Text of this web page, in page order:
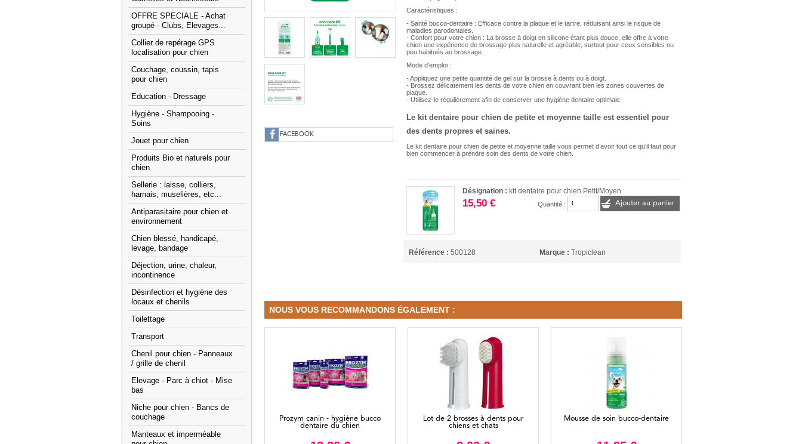
OFFRE SPECIALE - Achat
groupé - Clubs, Elevages...
Collier de repérage GPS
localisation pour chien
Couchage, coussin, tapis
pour chien
Education - Dressage
Hygiène - Shampooing -
Soins
Jouet pour chien
Produits Bio et naturels pour
chien
Sellerie : laisse, colliers,
harnais, muselières, etc...
Antiparasitaire pour chien et
environnement
Chien blessé, handicapé,
levage, bandage
Déjection, urine, chaleur,
incontinence
Désinfection et hygiène des
locaux et chenils
Toilettage
Transport
Chenil pour chien - Panneaux
/ grille de chenil
Elevage - Parc à chiot - Mise
bas
Niche pour chien - Bancs de
couchage
Manteaux et imperméable
FACEBOOK
Caractéristiques :
- Santé bucco-dentaire : Efficace contre la plaque et le tartre, réduisant ainsi le risque de
maladies parodontales.
- Confort pour votre chien : La brosse à doigt en silicone étant plus douce, elle offre à votre
chien une expérience de brossage plus naturelle et agréable, surtout pour ceux sensibles ou
peu habitués au brossage.
Mode d’emploi :
- Appliquez une petite quantité de gel sur la brosse à dents ou à doigt.
- Brossez délicatement les dents de votre chien en couvrant bien les zones couvertes de
plaque.
- Utilisez-le régulièrement afin de conserver une hygiène dentaire optimale.
Le kit dentaire pour chien de petite et moyenne taille est essentiel pour
des dents propres et saines.
Le kit dentaire pour chien de petite et moyenne taille vous permet d’avoir tout ce qu’il faut pour
bien commencer à prendre soin des dents de votre chien.
Désignation : kit dentaire pour chien Petit/Moyen
15,50 € Quantité : Ajouter au panier
Référence : 500128 Marque : Tropiclean
NOUS VOUS RECOMMANDONS ÉGALEMENT :
Prozym canin - hygiène bucco
dentaire du chien
Lot de 2 brosses à dents pour
chiens et chats
Mousse de soin bucco-dentaire